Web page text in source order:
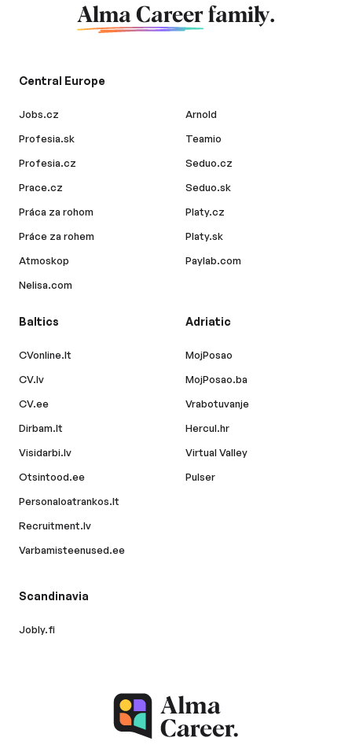
Alma Career family.
Central Europe
Jobs.cz
Profesia.sk
Profesia.cz
Prace.cz
Práca za rohom
Práce za rohem
Atmoskop
Nelisa.com
Arnold
Teamio
Seduo.cz
Seduo.sk
Platy.cz
Platy.sk
Paylab.com
Baltics
CVonline.lt
CV.lv
CV.ee
Dirbam.lt
Visidarbi.lv
Otsintood.ee
Personaloatrankos.lt
Recruitment.lv
Varbamisteenused.ee
Adriatic
MojPosao
MojPosao.ba
Vrabotuvanje
Hercul.hr
Virtual Valley
Pulser
Scandinavia
Jobly.fi